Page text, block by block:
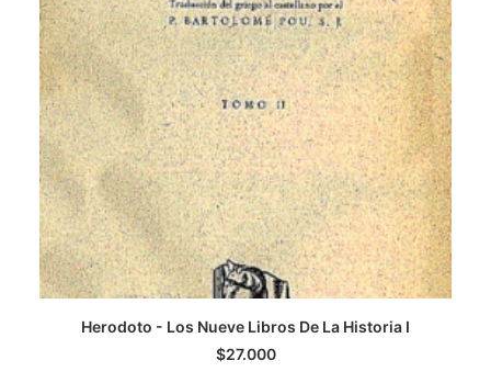
LEER MÁS
Herodoto - Los Nueve Libros De La Historia I
$27.000